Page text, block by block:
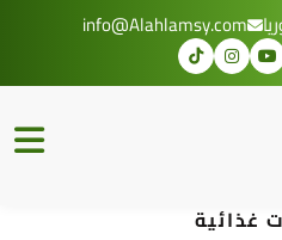
info@Alahlamsy.com
غذائية